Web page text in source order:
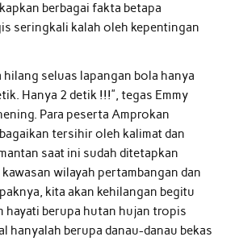
berbagai fakta betapa
seringkali kalah oleh kepentingan
hilang seluas lapangan bola hanya
Hanya 2 detik !!!”, tegas Emmy
Para peserta Amprokan
tersihir oleh kalimat dan
saat ini sudah ditetapkan
wilayah pertambangan dan
kita akan kehilangan begitu
hayati berupa hutan hujan tropis
hanyalah berupa danau-danau bekas